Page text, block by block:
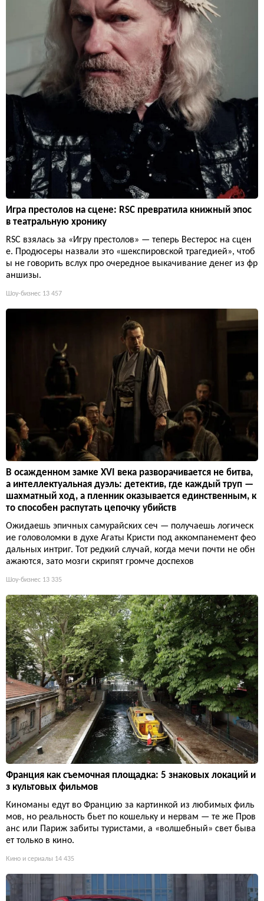
Игра престолов на сцене: RSC превратила книжный эпос
в театральную хронику
RSC взялась за «Игру престолов» — теперь Вестерос на сцен
е. Продюсеры назвали это «шекспировской трагедией», чтоб
ы не говорить вслух про очередное выкачивание денег из фр
аншизы.
Шоу-бизнес 13 457
В осажденном замке XVI века разворачивается не битва,
а интеллектуальная дуэль: детектив, где каждый труп —
шахматный ход, а пленник оказывается единственным, к
то способен распутать цепочку убийств
Ожидаешь эпичных самурайских сеч — получаешь логическ
ие головоломки в духе Агаты Кристи под аккомпанемент фео
дальных интриг. Тот редкий случай, когда мечи почти не обн
ажаются, зато мозги скрипят громче доспехов
Шоу-бизнес 13 335
Франция как съемочная площадка: 5 знаковых локаций и
з культовых фильмов
Киноманы едут во Францию за картинкой из любимых филь
мов, но реальность бьет по кошельку и нервам — те же Пров
анс или Париж забиты туристами, а «волшебный» свет быва
ет только в кино.
Кино и сериалы 14 435